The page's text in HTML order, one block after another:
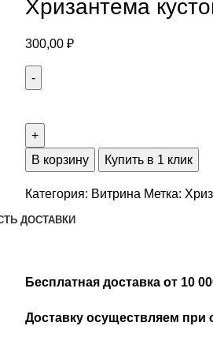
Хризантема
300,00 ₽
В корзину Купить в 1 клик
Категория: Витрина Метка:
ДОСТАВКИ
Бесплатная доставка от 10
Доставку осуществляем при